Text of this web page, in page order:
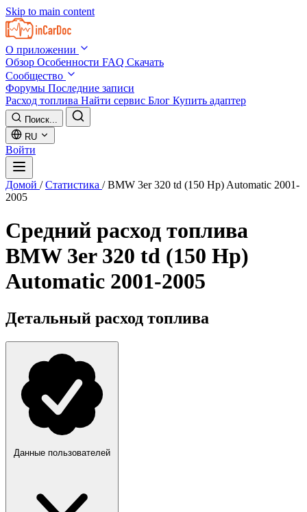
Skip to main content
О приложении
Обзор Особенности FAQ Скачать
Сообщество
Форумы Последние записи
Расход топлива Найти сервис Блог Купить адаптер
Поиск...
RU
Войти
Домой / Статистика / BMW 3er 320 td (150 Hp) Automatic 2001-
2005
Средний расход топлива
BMW 3er 320 td (150 Hp)
Automatic 2001-2005
Детальный расход топлива
Данные пользователей